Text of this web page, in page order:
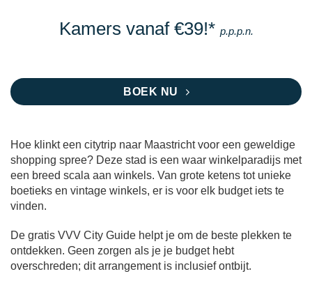
Kamers vanaf €39!* p.p.p.n.
BOEK NU
Hoe klinkt een citytrip naar Maastricht voor een geweldige
shopping spree? Deze stad is een waar winkelparadijs met
een breed scala aan winkels. Van grote ketens tot unieke
boetieks en vintage winkels, er is voor elk budget iets te
vinden.
De gratis VVV City Guide helpt je om de beste plekken te
ontdekken. Geen zorgen als je je budget hebt
overschreden; dit arrangement is inclusief ontbijt.